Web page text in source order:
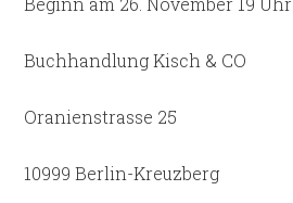
Buchhandlung Kisch & CO
Oranienstrasse 25
10999 Berlin-Kreuzberg